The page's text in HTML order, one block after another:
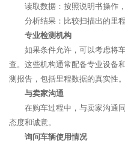
读取数据：按照说明书操作
分析结果：比较扫描出的里
专业检测机构
如果条件允许，可以考虑将
查。这些机构通常配备专业设备
测报告，包括里程数据的真实性。
与卖家沟通
在购车过程中，与卖家沟通
态度和诚意。
询问车辆使用情况